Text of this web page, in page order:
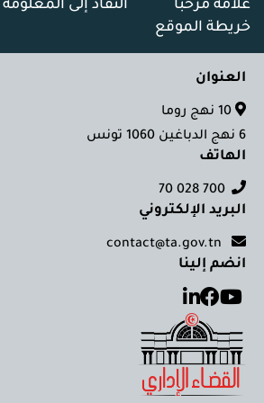
علامة مرحبا النفاذ إلى المعلومة
خريطة الموقع
العنوان
6 نهج الدباغين 1060 تونس
الهاتف
700 028 70
البريد الإلكتروني
انضم إلينا